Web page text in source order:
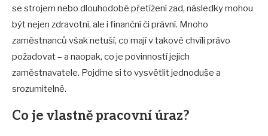
se strojem nebo dlouhodobé přetížení zad, následky mohou
být nejen zdravotní, ale i finanční či právní. Mnoho
zaměstnanců však netuší, co mají v takové chvíli právo
požadovat – a naopak, co je povinností jejich
zaměstnavatele. Pojďme si to vysvětlit jednoduše a
srozumitelně.
Co je vlastně pracovní úraz?